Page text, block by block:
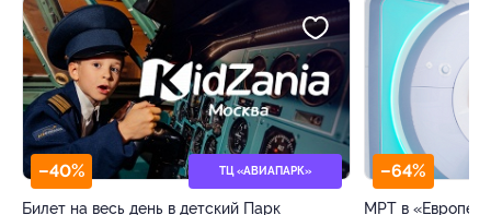
–40% ТЦ «АВИАПАРК»
Билет на весь день в детский Парк
–64%
МРТ в